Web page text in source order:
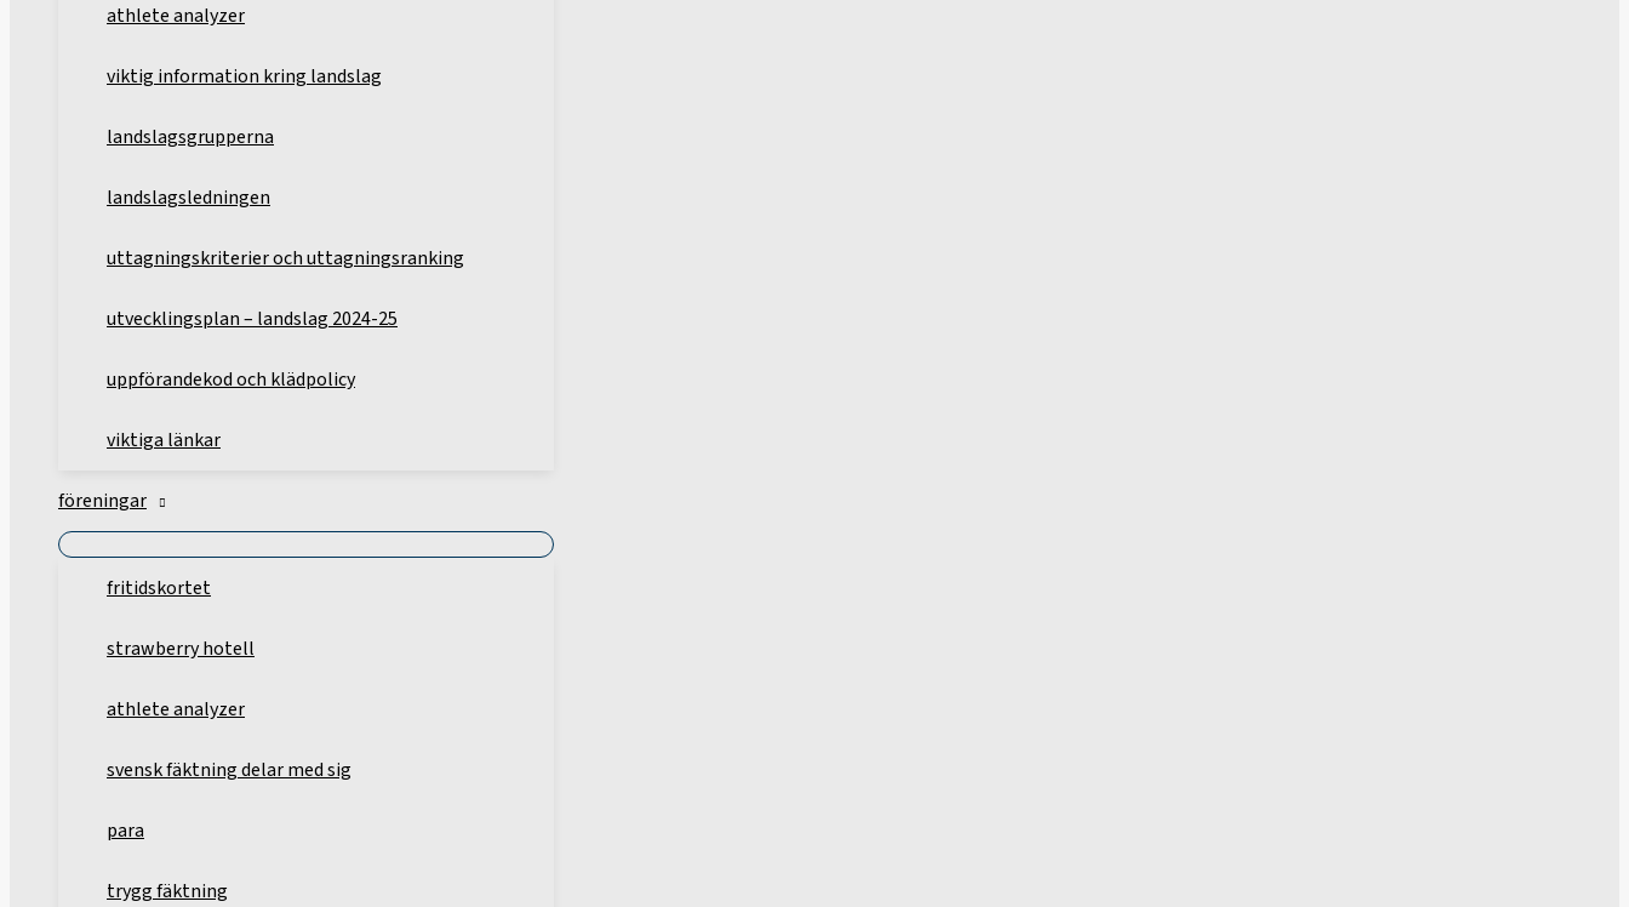
athlete analyzer
viktig information kring landslag
landslagsgrupperna
landslagsledningen
uttagningskriterier och uttagningsranking
utvecklingsplan – landslag 2024-25
uppförandekod och klädpolicy
viktiga länkar
föreningar
fritidskortet
strawberry hotell
athlete analyzer
svensk fäktning delar med sig
para
trygg fäktning